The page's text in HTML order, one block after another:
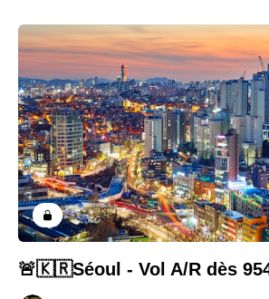
🚨🇰🇷Séoul - Vol A/R dès